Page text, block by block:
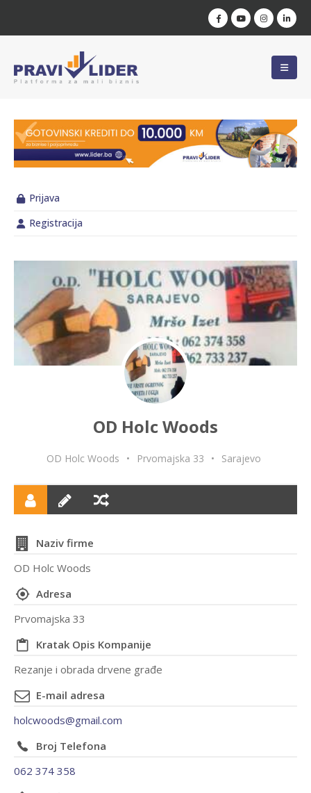
Prijava
Registracija
OD Holc Woods
OD Holc Woods • Prvomajska 33 • Sarajevo
Naziv firme
OD Holc Woods
Adresa
Prvomajska 33
Kratak Opis Kompanije
Rezanje i obrada drvene građe
E-mail adresa
holcwoods@gmail.com
Broj Telefona
062 374 358